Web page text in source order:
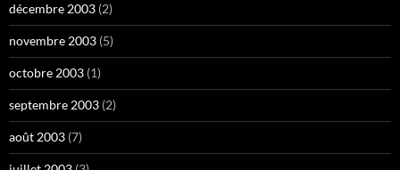
décembre 2003 (2)
novembre 2003 (5)
octobre 2003 (1)
septembre 2003 (2)
août 2003 (7)